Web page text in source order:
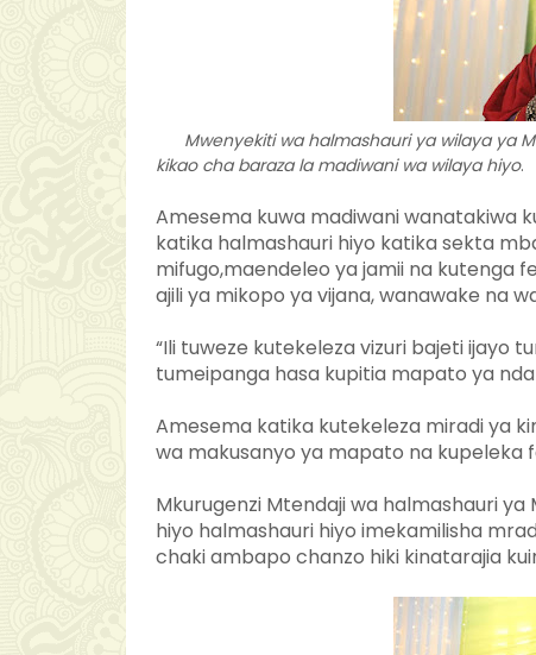
Mwenyekiti wa halmashauri ya wilaya ya
kikao cha baraza la madiwani wa wilaya hiyo.
Amesema kuwa madiwani wanatakiwa
katika halmashauri hiyo katika sekta
mifugo,maendeleo ya jamii na kutenga
ajili ya mikopo ya vijana, wanawake na
“Ili tuweze kutekeleza vizuri bajeti ijayo
tumeipanga hasa kupitia mapato ya
Amesema katika kutekeleza miradi ya
wa makusanyo ya mapato na kupeleka
Mkurugenzi Mtendaji wa halmashauri
hiyo halmashauri hiyo imekamilisha
chaki ambapo chanzo hiki kinatarajia